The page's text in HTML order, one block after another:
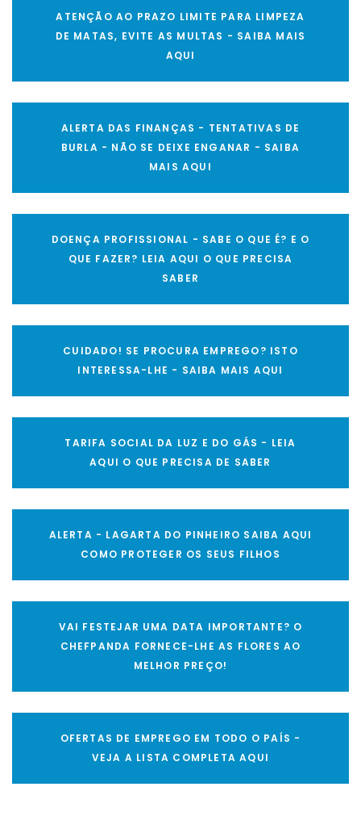
ATENÇÃO AO PRAZO LIMITE PARA LIMPEZA
DE MATAS, EVITE AS MULTAS - SAIBA MAIS
AQUI
ALERTA DAS FINANÇAS - TENTATIVAS DE
BURLA - NÃO SE DEIXE ENGANAR - SAIBA
MAIS AQUI
DOENÇA PROFISSIONAL - SABE O QUE É? E O
QUE FAZER? LEIA AQUI O QUE PRECISA
SABER
CUIDADO! SE PROCURA EMPREGO? ISTO
INTERESSA-LHE - SAIBA MAIS AQUI
TARIFA SOCIAL DA LUZ E DO GÁS - LEIA
AQUI O QUE PRECISA DE SABER
ALERTA - LAGARTA DO PINHEIRO SAIBA AQUI
COMO PROTEGER OS SEUS FILHOS
VAI FESTEJAR UMA DATA IMPORTANTE? O
CHEFPANDA FORNECE-LHE AS FLORES AO
MELHOR PREÇO!
OFERTAS DE EMPREGO EM TODO O PAÍS -
VEJA A LISTA COMPLETA AQUI